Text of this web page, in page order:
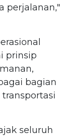
perjalanan,"
prinsip
bagian
seluruh